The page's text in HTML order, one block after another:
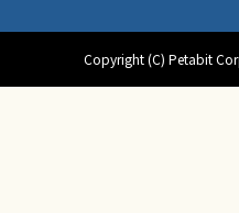
Copyright (C) Petabit